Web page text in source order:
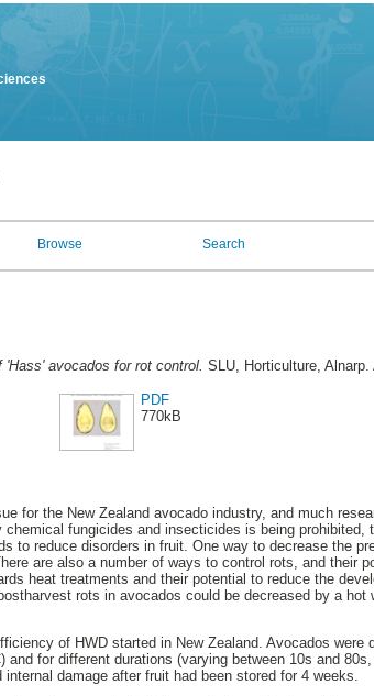
Browse Search
'Hass' avocados for rot control. SLU, Horticulture,
PDF
770kB
for the New Zealand avocado industry, and much
fungicides and insecticides is being prohibited,
to reduce disorders in fruit. One way to decrease the
are also a number of ways to control rots, and their
heat treatments and their potential to reduce the
rots in avocados could be decreased by a hot
of HWD started in New Zealand. Avocados were
and for different durations (varying between 10s and
damage after fruit had been stored for 4 weeks.